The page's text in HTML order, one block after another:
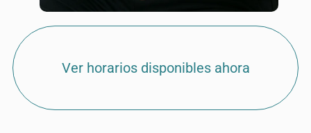
Ver horarios disponibles ahora